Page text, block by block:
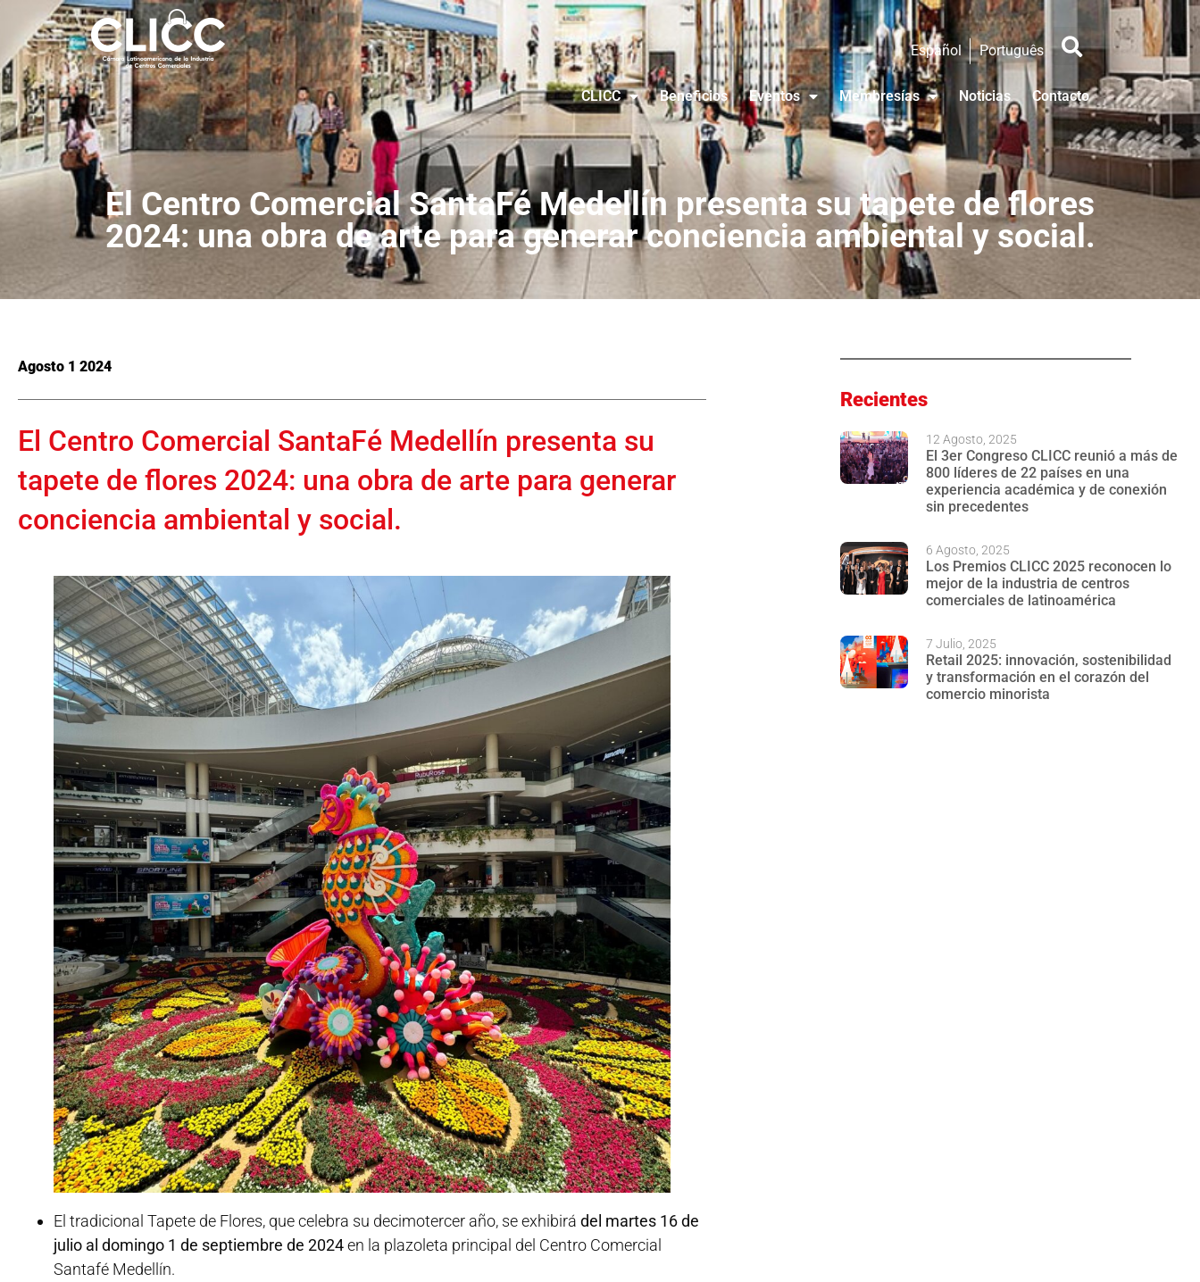
Español Português
CLICC Beneficios Eventos Membresías Noticias Contacto
El Centro Comercial SantaFé Medellín presenta su tapete de flores
2024: una obra de arte para generar conciencia ambiental y social.
Agosto 1 2024
El Centro Comercial SantaFé Medellín presenta su
tapete de flores 2024: una obra de arte para generar
conciencia ambiental y social.
El tradicional Tapete de Flores, que celebra su decimotercer año, se exhibirá del martes 16 de
julio al domingo 1 de septiembre de 2024en la plazoleta principal del Centro Comercial
Santafé Medellín.
Recientes
El 3er Congreso CLICC reunió a más de
800 líderes de 22 países en una
experiencia académica y de conexión
sin precedentes
12 Agosto, 2025
Los Premios CLICC 2025 reconocen lo
mejor de la industria de centros
comerciales de latinoamérica
6 Agosto, 2025
Retail 2025: innovación, sostenibilidad
y transformación en el corazón del
comercio minorista
7 Julio, 2025